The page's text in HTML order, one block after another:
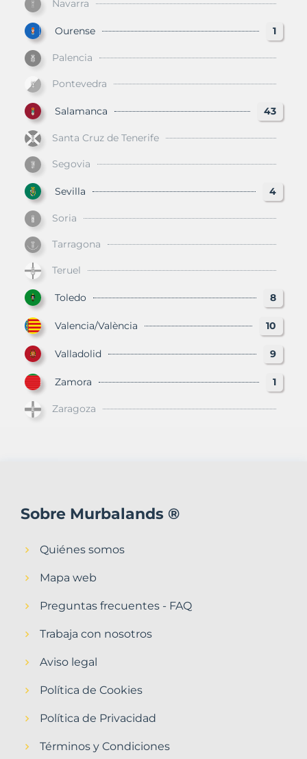
Navarra
Ourense 1
Palencia
Pontevedra
Salamanca 43
Santa Cruz de Tenerife
Segovia
Sevilla 4
Soria
Tarragona
Teruel
Toledo 8
Valencia/València 10
Valladolid 9
Zamora 1
Zaragoza
Sobre Murbalands ®
Quiénes somos
Mapa web
Preguntas frecuentes - FAQ
Trabaja con nosotros
Aviso legal
Política de Cookies
Política de Privacidad
Términos y Condiciones